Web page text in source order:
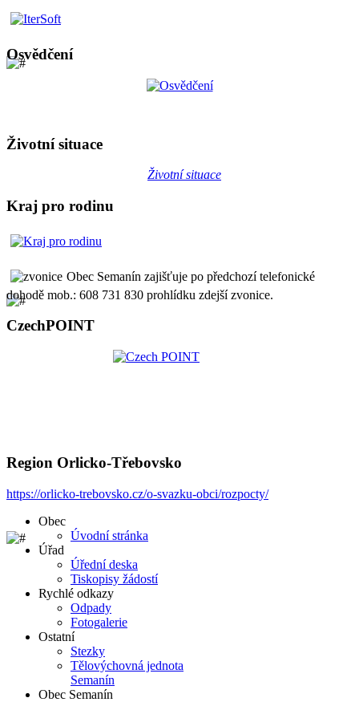
Osvědčení
Životní situace
Životní situace
Kraj pro rodinu
Obec Semanín zajišťuje po předchozí telefonické
dohodě mob.: 608 731 830 prohlídku zdejší zvonice.
CzechPOINT
Region Orlicko-Třebovsko
https://orlicko-trebovsko.cz/o-svazku-obci/rozpocty/
Obec
Úvodní stránka
Úřad
Úřední deska
Tiskopisy žádostí
Rychlé odkazy
Odpady
Fotogalerie
Ostatní
Stezky
Tělovýchovná jednota
Semanín
Obec Semanín